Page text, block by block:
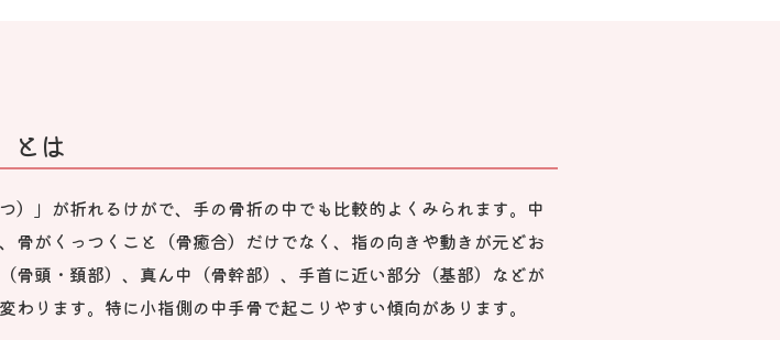
は
）」が折れるけがで、手の骨折の中でも比較的よくみられます。中
骨がくっつくこと（骨癒合）だけでなく、指の向きや動きが元どお
骨頭・頚部）、真ん中（骨幹部）、手首に近い部分（基部）などが
ります。特に小指側の中手骨で起こりやすい傾向があります。